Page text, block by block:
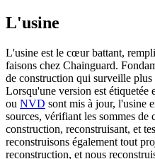
Chainguard OS Packages
L'usine
L'usine est le cœur battant,
faisons chez Chainguard.
de construction qui surveille
Lorsqu'une version est étiquetée
ou NVD sont mis à jour, l'usine
sources, vérifiant les sommes de
construction, reconstruisant, et
reconstruisons également tout
reconstruction, et nous